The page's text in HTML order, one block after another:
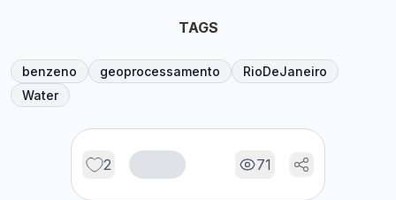
TAGS
benzeno geoprocessamento
RioDeJaneiro
Water
2 71